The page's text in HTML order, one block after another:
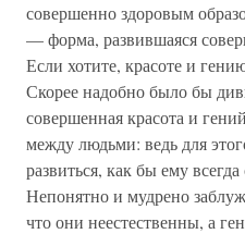
совершенно здоровым
— форма, развившаяся
Если хотите, красоте и
Скорее надобно было бы
совершенная красота и
между людьми: ведь для
развиться, как бы ему всегда
Непонятно и мудрено
что они неестественны, а